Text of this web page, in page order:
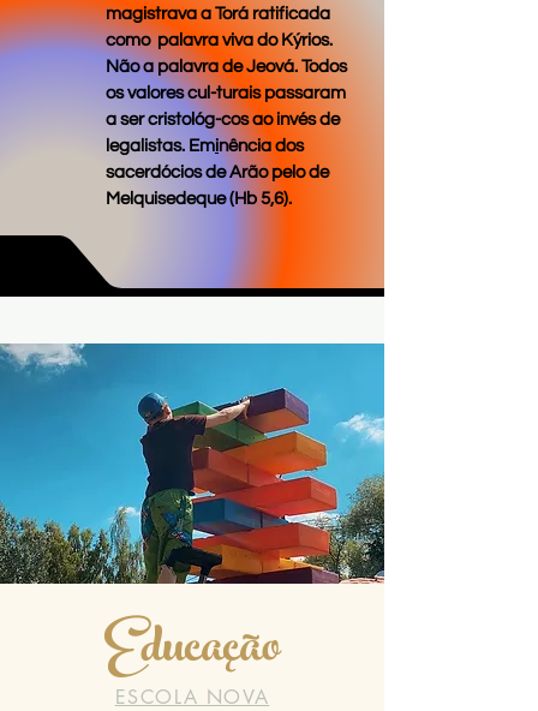
magistrava a Torá ratificada
como palavra viva do Kýrios.
Não a palavra de Jeová. Todos
os valores cul-turais passaram
a ser cristológ-cos ao invés de
legalistas. Eminência dos
sacerdócios de Arão pelo de
Melquisedeque (Hb 5,6).
Educação
ESCOLA NOVA